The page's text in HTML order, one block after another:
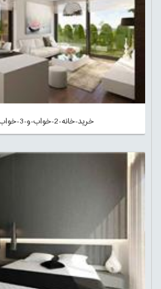
خرید-خانه-2-خواب-و-3-خواب-در-ازمیر-1-5